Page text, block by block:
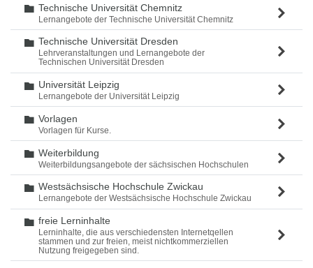
Ordner
Technische Universität Chemnitz
Lernangebote der Technische Universität Chemnitz
Ordner
Technische Universität Dresden
Lehrveranstaltungen und Lernangebote der
Technischen Universität Dresden
Ordner
Universität Leipzig
Lernangebote der Universität Leipzig
Ordner
Vorlagen
Vorlagen für Kurse.
Ordner
Weiterbildung
Weiterbildungsangebote der sächsischen Hochschulen
Ordner
Westsächsische Hochschule Zwickau
Lernangebote der Westsächsische Hochschule Zwickau
Ordner
freie Lerninhalte
Lerninhalte, die aus verschiedensten Internetqellen
stammen und zur freien, meist nichtkommerziellen
Nutzung freigegeben sind.